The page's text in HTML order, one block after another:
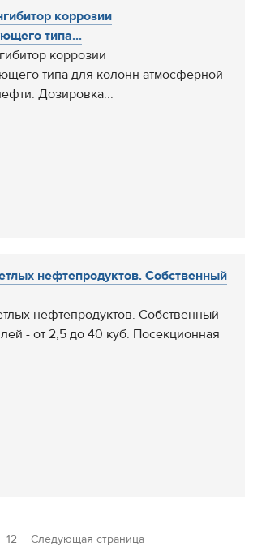
коррозии
типа...
коррозии
типа для колонн атмосферной
Дозировка...
нефтепродуктов. Собственный
нефтепродуктов. Собственный
- от 2,5 до 40 куб. Посекционная
12 Следующая страница